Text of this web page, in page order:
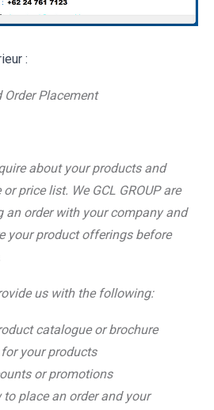
:
Placement
about your products and
price list. We GCL GROUP are
an order with your company and
your product offerings before
us with the following:
catalogue or brochure
your products
or promotions
place an order and your